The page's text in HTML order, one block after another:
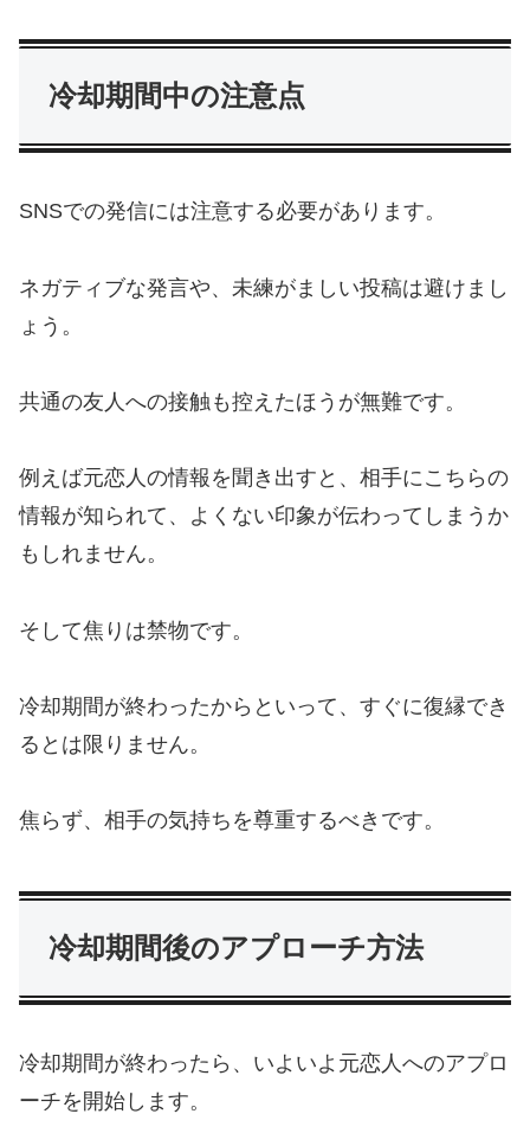
冷却期間中の注意点
SNSでの発信には注意する必要があります。
ネガティブな発言や、未練がましい投稿は避けまし
ょう。
共通の友人への接触も控えたほうが無難です。
例えば元恋人の情報を聞き出すと、相手にこちらの
情報が知られて、よくない印象が伝わってしまうか
もしれません。
そして焦りは禁物です。
冷却期間が終わったからといって、すぐに復縁でき
るとは限りません。
焦らず、相手の気持ちを尊重するべきです。
冷却期間後のアプローチ方法
冷却期間が終わったら、いよいよ元恋人へのアプロ
ーチを開始します。